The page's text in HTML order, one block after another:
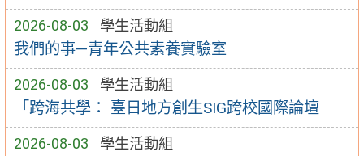
2026-08-03 學生活動組
我們的事—青年公共素養實驗室
2026-08-03 學生活動組
「跨海共學： 臺日地方創生SIG跨校國際論壇
2026-08-03 學生活動組